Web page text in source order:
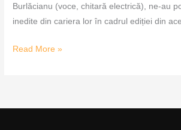
Burlăcianu (voce, chitară electrică), ne-au
inedite din cariera lor în cadrul ediției din
Read More »